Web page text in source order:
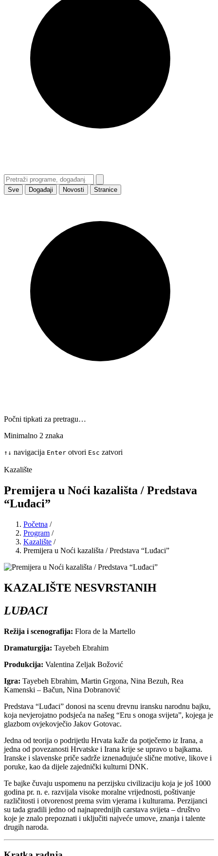
Sve Događaji Novosti Stranice
Počni tipkati za pretragu…
Minimalno 2 znaka
↑ ↓ navigacija Enter otvori Esc zatvori
Kazalište
Premijera u Noći kazališta / Predstava
“Luđaci”
Početna /
Program /
Kazalište /
Premijera u Noći kazališta / Predstava “Luđaci”
KAZALIŠTE NESVRSTANIH
LUĐACI
Režija i scenografija: Flora de la Martello
Dramaturgija: Tayebeh Ebrahim
Produkcija: Valentina Zeljak Božović
Igra: Tayebeh Ebrahim, Martin Grgona, Nina Bezuh, Rea
Kamenski – Bačun, Nina Dobranović
Predstava “Luđaci” donosi na scenu drevnu iransku narodnu bajku,
koja nevjerojatno podsjeća na našeg “Eru s onoga svijeta”, kojega je
glazbom ovjekovječio Jakov Gotovac.
Jedna od teorija o podrijetlu Hrvata kaže da potječemo iz Irana, a
jedna od povezanosti Hrvatske i Irana krije se upravo u bajkama.
Iranske i slavenske priče sadrže iznenađujuće slične motive, likove i
poruke, kao da dijele zajednički kulturni DNK.
Te bajke čuvaju uspomenu na perzijsku civilizaciju koja je još 1000
godina pr. n. e. razvijala visoke moralne vrijednosti, poštivanje
različitosti i otvorenost prema svim vjerama i kulturama. Perzijanci
su tada gradili jedno od najnaprednijih carstava svijeta – društvo
koje je znalo prepoznati i uključiti najveće umove, znanja i talente
drugih naroda.